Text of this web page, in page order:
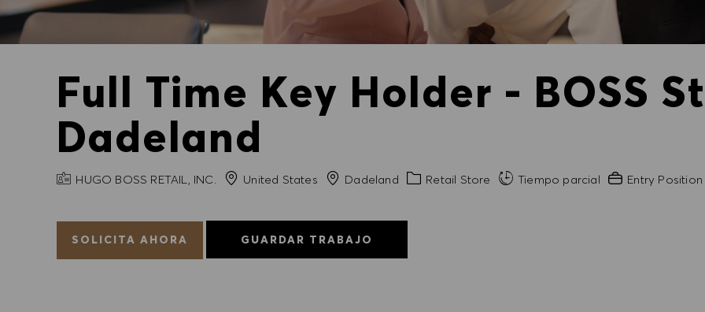
Full Time Key Holder - BOSS
Dadeland
NOMBRE DE LA EMPRESA
HUGO BOSS RETAIL, INC. United States CiudadDadeland Categoría
Retail Store Tiempo parcial Experiencia
Entry Position
SOLICITA AHORA GUARDAR TRABAJO